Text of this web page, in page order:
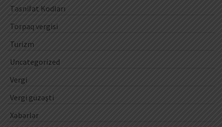
Təsnifat Kodları
Torpaq vergisi
Turizm
Uncategorized
Vergi
Vergi güzəşti
Xəbərlər